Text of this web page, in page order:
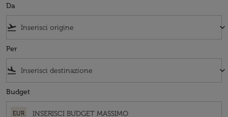
Da
flight_takeoff keyboard_arrow_down
Per
flight_land keyboard_arrow_down
Budget
EUR